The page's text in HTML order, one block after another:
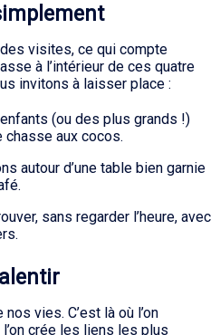
visites, ce qui compte
à l’intérieur de ces quatre
invitons à laisser place :
(ou des plus grands !)
aux cocos.
autour d’une table bien garnie
sans regarder l’heure, avec
vies. C’est là où l’on
crée les liens les plus